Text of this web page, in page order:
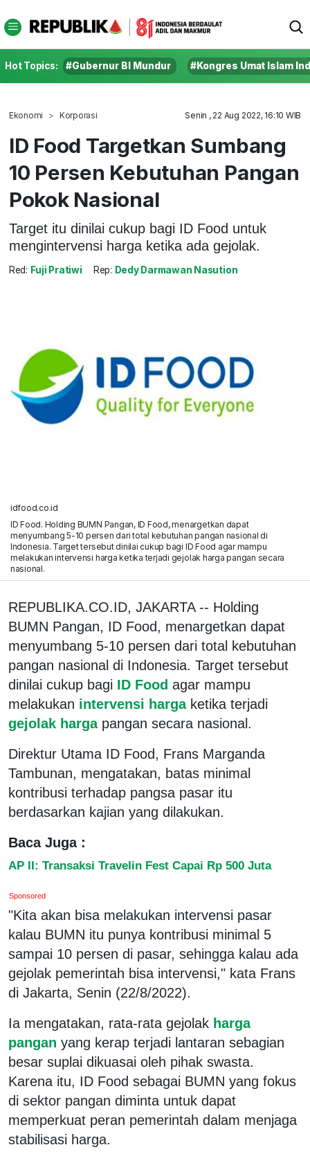
Hot Topics: #Gubernur BI Mundur #Kongres Umat Islam
Ekonomi Korporasi Senin , 22 Aug 2022, 16:10 WIB
ID Food Targetkan Sumbang
10 Persen Kebutuhan Pangan
Pokok Nasional
Target itu dinilai cukup bagi ID Food untuk
mengintervensi harga ketika ada gejolak.
Red: Fuji Pratiwi Rep: Dedy Darmawan Nasution
idfood.co.id
ID Food. Holding BUMN Pangan, ID Food, menargetkan dapat
menyumbang 5-10 persen dari total kebutuhan pangan nasional di
Indonesia. Target tersebut dinilai cukup bagi ID Food agar mampu
melakukan intervensi harga ketika terjadi gejolak harga pangan secara
nasional.
REPUBLIKA.CO.ID, JAKARTA -- Holding
BUMN Pangan, ID Food, menargetkan dapat
menyumbang 5-10 persen dari total kebutuhan
pangan nasional di Indonesia. Target tersebut
dinilai cukup bagi ID Food agar mampu
melakukan intervensi harga ketika terjadi
gejolak harga pangan secara nasional.
Direktur Utama ID Food, Frans Marganda
Tambunan, mengatakan, batas minimal
kontribusi terhadap pangsa pasar itu
berdasarkan kajian yang dilakukan.
Baca Juga :
AP II: Transaksi Travelin Fest Capai Rp 500 Juta
Sponsored
"Kita akan bisa melakukan intervensi pasar
kalau BUMN itu punya kontribusi minimal 5
sampai 10 persen di pasar, sehingga kalau ada
gejolak pemerintah bisa intervensi," kata Frans
di Jakarta, Senin (22/8/2022).
Ia mengatakan, rata-rata gejolak harga
pangan yang kerap terjadi lantaran sebagian
besar suplai dikuasai oleh pihak swasta.
Karena itu, ID Food sebagai BUMN yang fokus
di sektor pangan diminta untuk dapat
memperkuat peran pemerintah dalam menjaga
stabilisasi harga.